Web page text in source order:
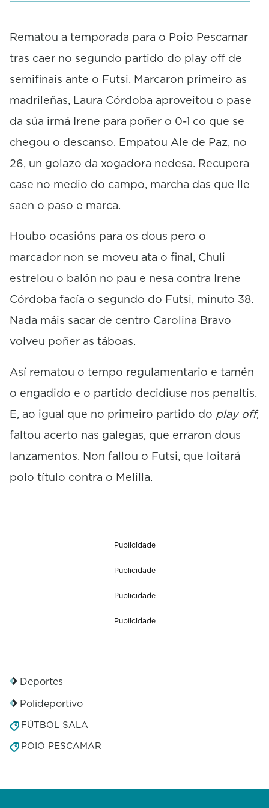
u
e
1
s
c
n
d
s
Rematou a temporada para o Poio Pescamar
tras caer no segundo partido do play off de
semifinais ante o Futsi. Marcaron primeiro as
madrileñas, Laura Córdoba aproveitou o pase
da súa irmá Irene para poñer o 0-1 co que se
chegou o descanso. Empatou Ale de Paz, no
26, un golazo da xogadora nedesa. Recupera
case no medio do campo, marcha das que lle
saen o paso e marca.
Houbo ocasións para os dous pero o
marcador non se moveu ata o final, Chuli
estrelou o balón no pau e nesa contra Irene
Córdoba facía o segundo do Futsi, minuto 38.
Nada máis sacar de centro Carolina Bravo
volveu poñer as táboas.
Así rematou o tempo regulamentario e tamén
o engadido e o partido decidiuse nos penaltis.
E, ao igual que no primeiro partido do play off,
faltou acerto nas galegas, que erraron dous
lanzamentos. Non fallou o Futsi, que loitará
polo título contra o Melilla.
Publicidade
Publicidade
Publicidade
Publicidade
Deportes
Polideportivo
FÚTBOL SALA
POIO PESCAMAR